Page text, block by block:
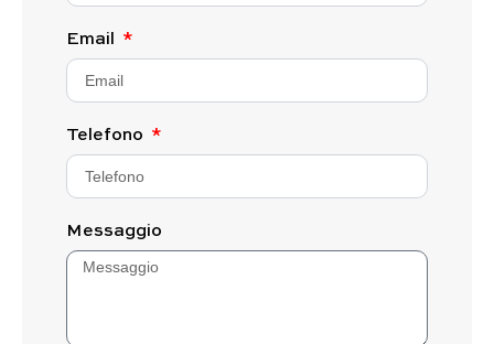
Email
Telefono
Messaggio